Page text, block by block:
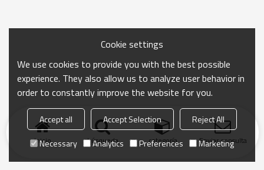
Inicio búsqueda categoría Enviar consulta
Cookie settings
We use cookies to provide you with the best possible
experience. They also allow us to analyze user behavior in
order to constantly improve the website for you.
Accept all Accept Selection
Reject All
Necessary
Analytics Preferences Marketing